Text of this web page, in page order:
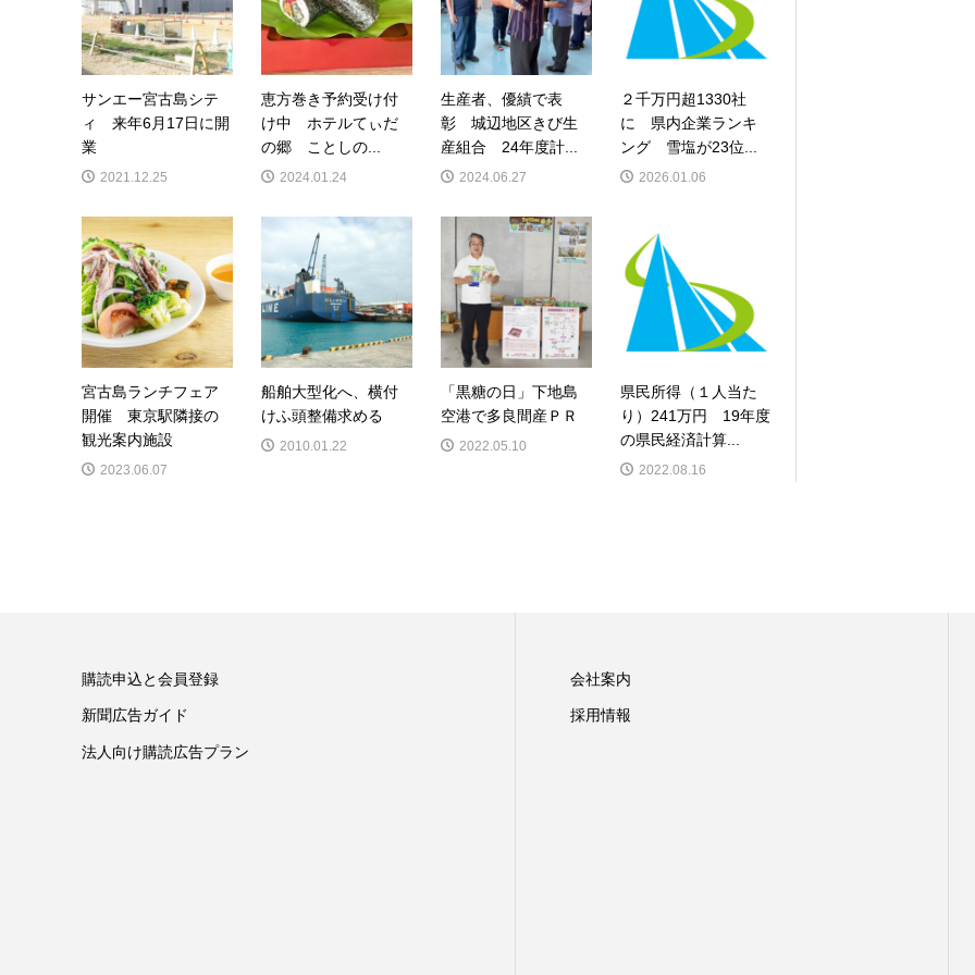
サンエー宮古島シテ
ィ 来年6月17日に開
業
2021.12.25
恵方巻き予約受け付
け中 ホテルてぃだ
の郷 ことしの...
2024.01.24
生産者、優績で表
彰 城辺地区きび生
産組合 24年度計...
2024.06.27
２千万円超1330社
に 県内企業ランキ
ング 雪塩が23位...
2026.01.06
宮古島ランチフェア
開催 東京駅隣接の
観光案内施設
2023.06.07
船舶大型化へ、横付
けふ頭整備求める
2010.01.22
「黒糖の日」下地島
空港で多良間産ＰＲ
2022.05.10
県民所得（１人当た
り）241万円 19年度
の県民経済計算...
2022.08.16
購読申込と会員登録
新聞広告ガイド
法人向け購読広告プラン
会社案内
採用情報